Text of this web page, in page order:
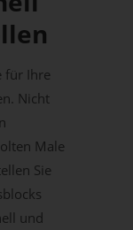
für Ihre
Nicht
Male
Sie
und